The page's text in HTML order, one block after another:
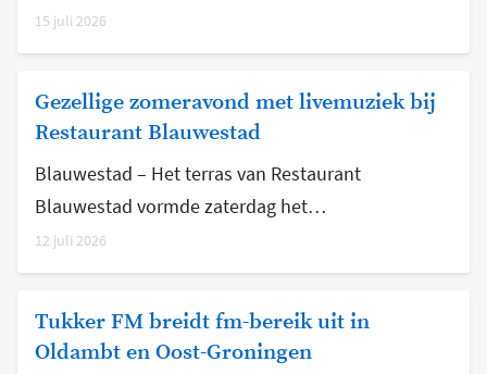
15 juli 2026
Gezellige zomeravond met livemuziek bij
Restaurant Blauwestad
Blauwestad – Het terras van Restaurant
Blauwestad vormde zaterdag het…
12 juli 2026
Tukker FM breidt fm-bereik uit in
Oldambt en Oost-Groningen